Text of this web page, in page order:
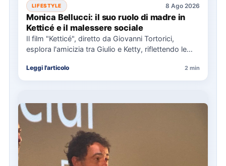
LIFESTYLE 8 Ago 2026
Monica Bellucci: il suo ruolo di madre in
Ketticé e il malessere sociale
Il film "Ketticé", diretto da Giovanni Tortorici,
esplora l'amicizia tra Giulio e Ketty, riflettendo le
Leggi l'articolo 2 min